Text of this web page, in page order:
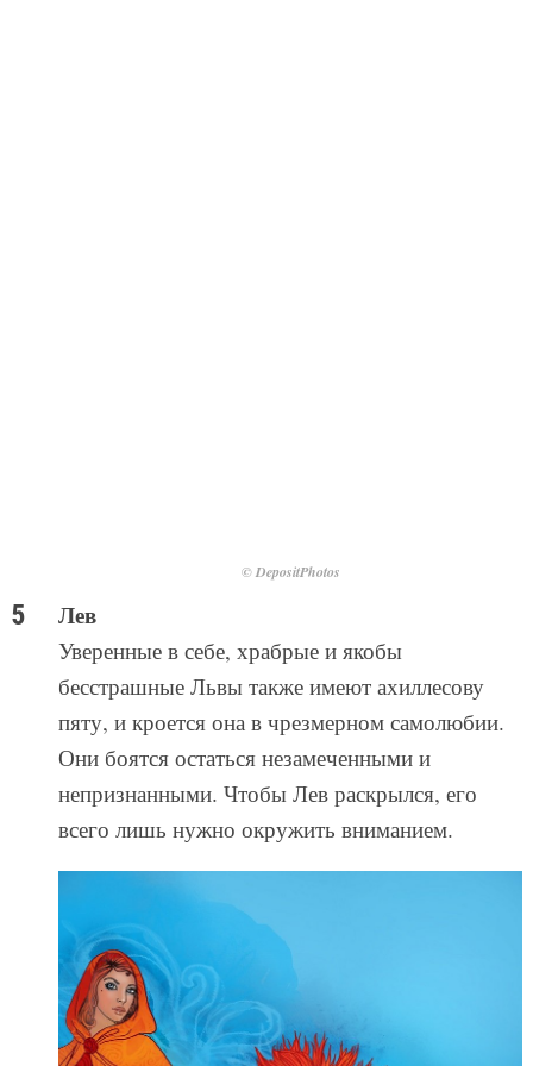
© DepositPhotos
Лев
Уверенные в себе, храбрые и якобы
бесстрашные Львы также имеют ахиллесову
пяту, и кроется она в чрезмерном самолюбии.
Они боятся остаться незамеченными и
непризнанными. Чтобы Лев раскрылся, его
всего лишь нужно окружить вниманием.